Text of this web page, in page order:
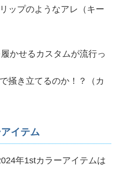
ップのようなアレ（キー
かせるカスタムが流行っ
掻き立てるのか！？（カ
イテム
年1stカラーアイテムは